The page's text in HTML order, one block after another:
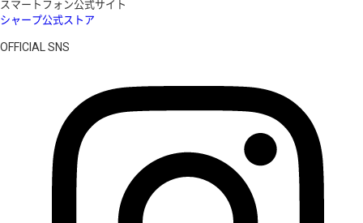
スマートフォン公式サイト
シャープ公式ストア
OFFICIAL SNS